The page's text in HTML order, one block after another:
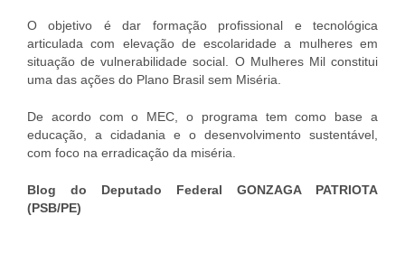
O objetivo é dar formação profissional e tecnológica
articulada com elevação de escolaridade a mulheres em
situação de vulnerabilidade social. O Mulheres Mil constitui
uma das ações do Plano Brasil sem Miséria.
De acordo com o MEC, o programa tem como base a
educação, a cidadania e o desenvolvimento sustentável,
com foco na erradicação da miséria.
Blog do Deputado Federal GONZAGA PATRIOTA
(PSB/PE)